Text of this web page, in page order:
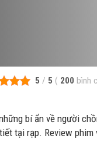
5 / 5 ( 200 bình
bí ẩn về người
tại rạp. Review phim